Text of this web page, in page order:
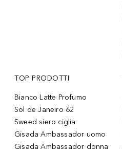
TOP PRODOTTI
Bianco Latte Profumo
Sol de Janeiro 62
Sweed siero ciglia
Gisada Ambassador uomo
Gisada Ambassador donna